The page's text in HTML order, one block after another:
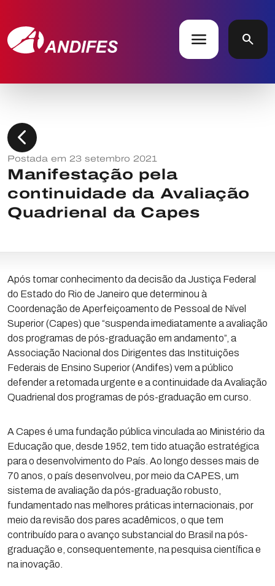
menu search
chevron_left
Postada em 23 setembro 2021
Manifestação pela
continuidade da Avaliação
Quadrienal da Capes
Após tomar conhecimento da decisão da Justiça Federal
do Estado do Rio de Janeiro que determinou à
Coordenação de Aperfeiçoamento de Pessoal de Nível
Superior (Capes) que “suspenda imediatamente a avaliação
dos programas de pós-graduação em andamento”, a
Associação Nacional dos Dirigentes das Instituições
Federais de Ensino Superior (Andifes) vem a público
defender a retomada urgente e a continuidade da Avaliação
Quadrienal dos programas de pós-graduação em curso.
A Capes é uma fundação pública vinculada ao Ministério da
Educação que, desde 1952, tem tido atuação estratégica
para o desenvolvimento do País. Ao longo desses mais de
70 anos, o país desenvolveu, por meio da CAPES, um
sistema de avaliação da pós-graduação robusto,
fundamentado nas melhores práticas internacionais, por
meio da revisão dos pares acadêmicos, o que tem
contribuído para o avanço substancial do Brasil na pós-
graduação e, consequentemente, na pesquisa científica e
na inovação.